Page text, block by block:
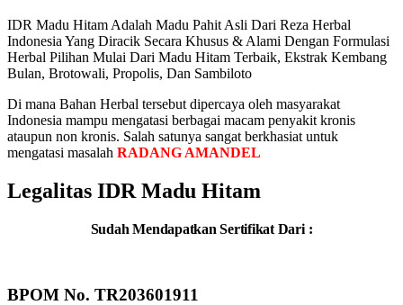
IDR Madu Hitam Adalah Madu Pahit Asli Dari Reza Herbal
Indonesia Yang Diracik Secara Khusus & Alami Dengan Formulasi
Herbal Pilihan Mulai Dari Madu Hitam Terbaik, Ekstrak Kembang
Bulan, Brotowali, Propolis, Dan Sambiloto
Di mana Bahan Herbal tersebut dipercaya oleh masyarakat
Indonesia mampu mengatasi berbagai macam penyakit kronis
ataupun non kronis. Salah satunya sangat berkhasiat untuk
mengatasi masalah RADANG AMANDEL
Legalitas IDR Madu Hitam
Sudah Mendapatkan Sertifikat Dari :
BPOM No. TR203601911